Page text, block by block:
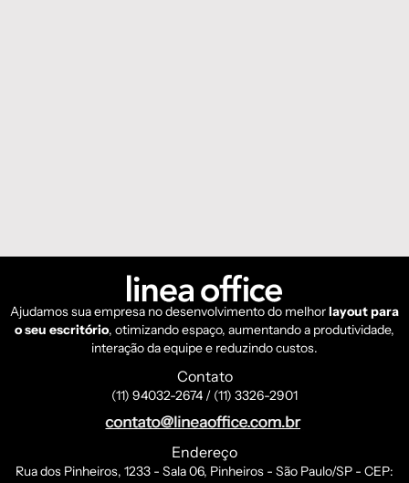
Ajudamos sua empresa no desenvolvimento do melhorlayout para
o seu escritório, otimizando espaço, aumentando a produtividade,
interação da equipe e reduzindo custos.
Contato
(11) 94032-2674 / (11) 3326-2901
Endereço
Rua dos Pinheiros, 1233 - Sala 06, Pinheiros - São Paulo/SP - CEP: